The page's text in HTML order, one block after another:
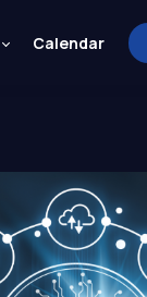
Calendar